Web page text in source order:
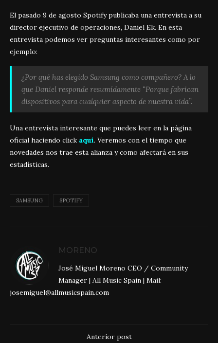
El pasado 9 de agosto Spotify publicaba una entrevista a su
director ejecutivo de operaciones, Daniel Ek. En esta
entrevista podemos ver preguntas interesantes como por
ejemplo:
¿Por qué has elegido Samsung como compañero? A lo
que Daniel responde resumídamente “Porque fabrican
dispositivos para cualquier aspecto de nuestra vida”.
Una entrevista interesante que puedes leer en la página
oficial haciendo click aquí. Veremos con el tiempo que
novedades nos trae esta alianza y como afectará en sus
estadísticas.
SAMSUNG SPOTIFY
MORENO
José Miguel Moreno CEO / Community
Manager | All Music Spain | Mail:
josemiguel@allmusicspain.com
Anterior post